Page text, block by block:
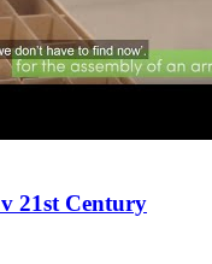
21st Century